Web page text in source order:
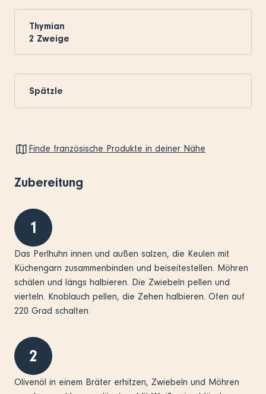
Thymian
2 Zweige
Spätzle
Finde französische Produkte in deiner Nähe
Zubereitung
1
Das Perlhuhn innen und außen salzen, die Keulen mit
Küchengarn zusammenbinden und beiseitestellen. Möhren
schälen und längs halbieren. Die Zwiebeln pellen und
vierteln. Knoblauch pellen, die Zehen halbieren. Ofen auf
220 Grad schalten.
2
Olivenöl in einem Bräter erhitzen, Zwiebeln und Möhren